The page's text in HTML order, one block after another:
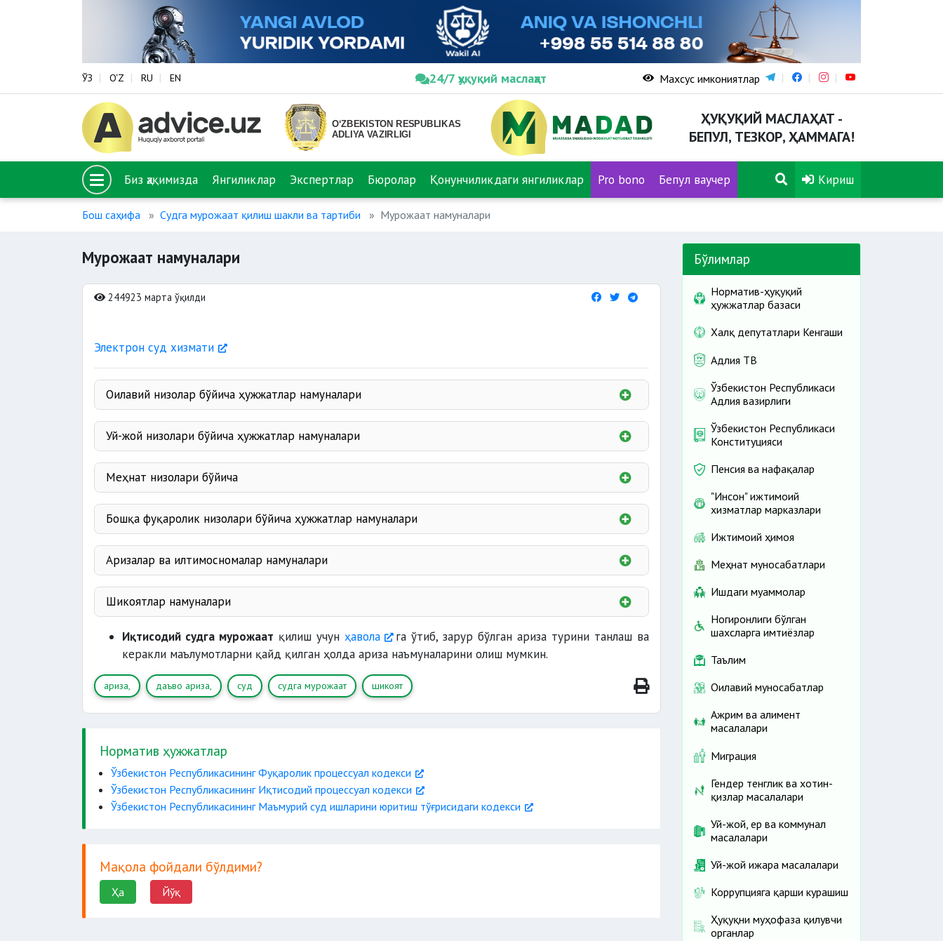
ЎЗ O‘Z RU EN 24/7 ҳуқуқий маслаҳат Махсус имкониятлар
ҲУҚУҚИЙ МАСЛАҲАТ -
БЕПУЛ, ТЕЗКОР, ҲАММАГА!
Биз ҳақимизда Янгиликлар Экспертлар Бюролар Қонунчиликдаги янгиликлар Pro bono Бепул ваучер Кириш
Бош саҳифа Судга мурожаат қилиш шакли ва тартиби Мурожаат намуналари
Мурожаат намуналари
244923 марта ўқилди
Электрон суд хизмати
Оилавий низолар бўйича ҳужжатлар намуналари
Уй-жой низолари бўйича ҳужжатлар намуналари
Меҳнат низолари бўйича
Бошқа фуқаролик низолари бўйича ҳужжатлар намуналари
Аризалар ва илтимосномалар намуналари
Шикоятлар намуналари
Иқтисодий судга мурожаат қилиш учун ҳавола
га ўтиб, зарур бўлган ариза турини танлаш ва
керакли маълумотларни қайд қилган ҳолда ариза наъмуналарини олиш мумкин.
ариза, даъво ариза, суд судга мурожаат шикоят
Норматив ҳужжатлар
Ўзбекистон Республикасининг Фуқаролик процессуал кодекси
Ўзбекистон Республикасининг Иқтисодий процессуал кодекси
Ўзбекистон Республикасининг Маъмурий суд ишларини юритиш тўғрисидаги кодекси
Мақола фойдали бўлдими?
Ҳа Йўқ
Бўлимлар
Норматив-ҳуқуқий
ҳужжатлар базаси
Халқ депутатлари Кенгаши
Адлия ТВ
Ўзбекистон Республикаси
Адлия вазирлиги
Ўзбекистон Республикаси
Конституцияси
Пенсия ва нафақалар
"Инсон" ижтимоий
хизматлар марказлари
Ижтимоий ҳимоя
Меҳнат муносабатлари
Ишдаги муаммолар
Ногиронлиги бўлган
шахсларга имтиёзлар
Таълим
Оилавий муносабатлар
Ажрим ва алимент
масалалари
Миграция
Гендер тенглик ва хотин-
қизлар масалалари
Уй-жой, ер ва коммунал
масалалари
Уй-жой ижара масалалари
Коррупцияга қарши курашиш
Ҳуқуқни муҳофаза қилувчи
органлар